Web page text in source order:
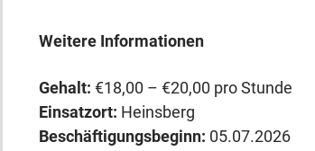
Weitere Informationen
Gehalt: €18,00 – €20,00 pro Stunde
Einsatzort: Heinsberg
Beschäftigungsbeginn: 05.07.2026